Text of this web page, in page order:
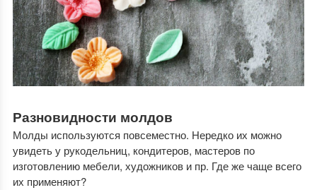
Разновидности молдов
Молды используются повсеместно. Нередко их можно
увидеть у рукодельниц, кондитеров, мастеров по
изготовлению мебели, художников и пр. Где же чаще всего
их применяют?